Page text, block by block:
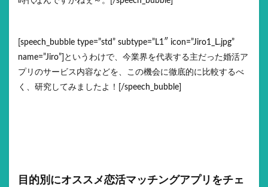
[speech_bubble type=”std” subtype=”L1″ icon=”Jiro1_L.jpg”
name=”Jiro”]というわけで、今業界を代表する主だった婚活ア
プリのサービス内容などを、この機会に徹底的に比較するべ
く、研究してみましたよ！[/speech_bubble]
目的別にオススメ恋活マッチングアプリをチェ